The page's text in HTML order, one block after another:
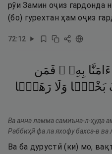
рӯи Замин оҷиз гардонда
(бо) гурехтан ҳам оҷиз
72:12
ءَامَنَّا بِهِۦ ۖ فَمَن
بَخْسًۭا وَلَا رَهَقًۭا
Ва анна ламма самиъна-л-ҳуда
Раббиҳӣ фа ла яхофу бахса-в ва
Ва ба дурустӣ (ки) мо,